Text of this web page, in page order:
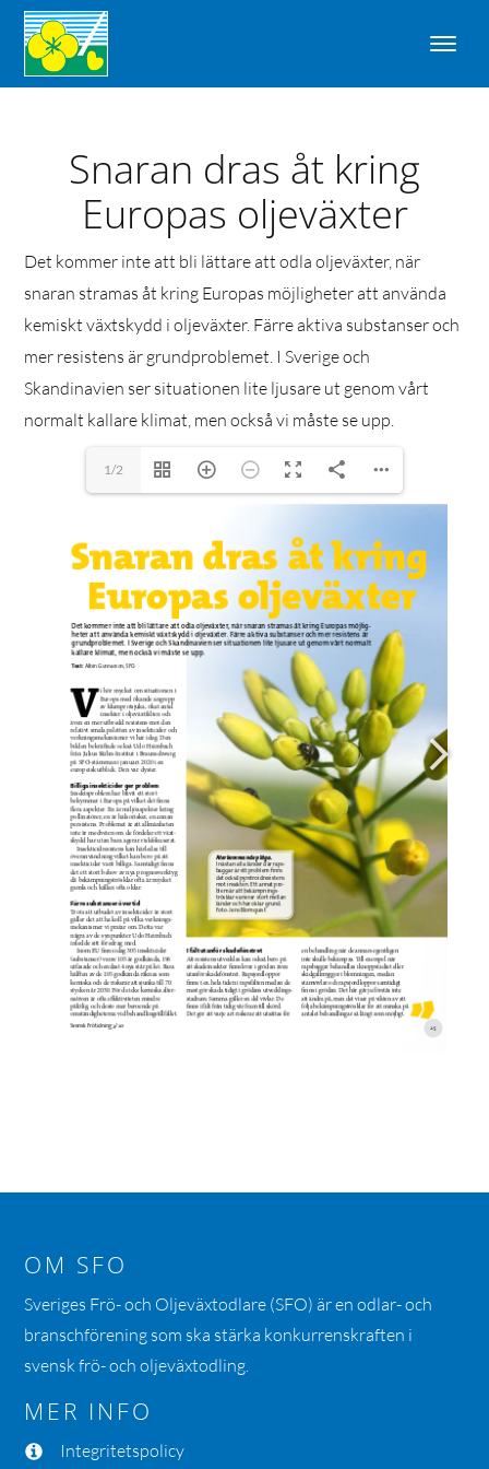
Snaran dras åt kring
Europas oljeväxter
Det kommer inte att bli lättare att odla oljeväxter, när
snaran stramas åt kring Europas möjligheter att använda
kemiskt växtskydd i oljeväxter. Färre aktiva substanser och
mer resistens är grundproblemet. I Sverige och
Skandinavien ser situationen lite ljusare ut genom vårt
normalt kallare klimat, men också vi måste se upp.
1/2
OM SFO
Sveriges Frö- och Oljeväxtodlare (SFO) är en odlar- och
branschförening som ska stärka konkurrenskraften i
svensk frö- och oljeväxtodling.
MER INFO
Integritetspolicy